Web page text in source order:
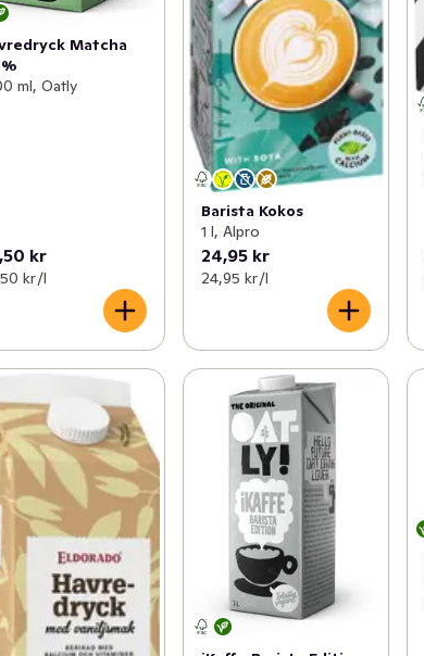
Matcha
ml, Oatly
kr
kr /l
Barista Kokos
1 l, Alpro
24,95 kr
24,95 kr /l